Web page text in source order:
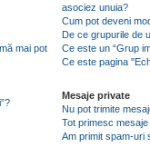
mai pot
asociez unuia?
Cum pot deveni
De ce grupurile de
Ce este un “Grup
Ce este pagina
Mesaje private
Nu pot trimite
Tot primesc
Am primit spam-uri